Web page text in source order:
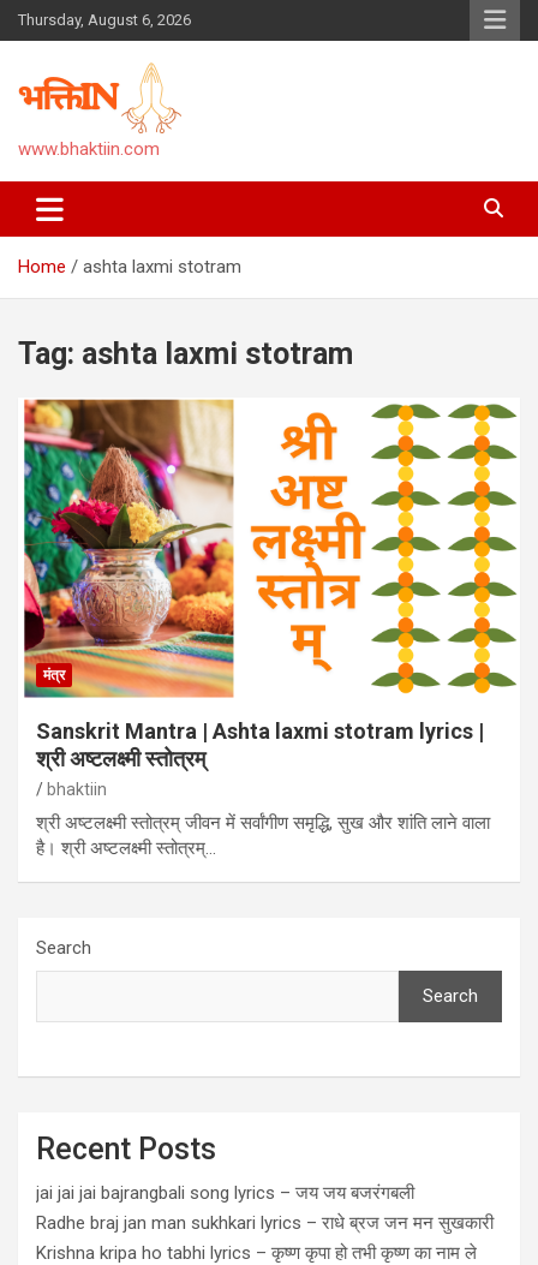
Skip
to
Thursday, August 6, 2026
www.bhaktiin.com
Home ashta laxmi stotram
Tag: ashta laxmi stotram
मंत्र
Sanskrit Mantra | Ashta laxmi stotram lyrics |
श्री अष्टलक्ष्मी स्तोत्रम्
bhaktiin
श्री अष्टलक्ष्मी स्तोत्रम् जीवन में सर्वांगीण समृद्धि, सुख और शांति लाने वाला
है। श्री अष्टलक्ष्मी स्तोत्रम्…
Search
Search
Recent Posts
jai jai jai bajrangbali song lyrics – जय जय बजरंगबली
Radhe braj jan man sukhkari lyrics – राधे ब्रज जन मन सुखकारी
Krishna kripa ho tabhi lyrics – कृष्ण कृपा हो तभी कृष्ण का नाम ले